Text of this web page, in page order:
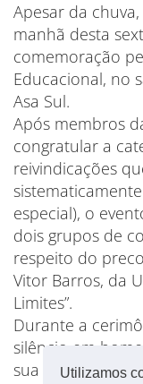
Utilizamos
Apesar da
manhã desta
comemoração
Educacional, no
Asa Sul.
Após membros
congratular a
reivindicações
especial), o
dois grupos de
respeito do
Vitor Barros, da
Limites”.
Durante a
silêncio em
sua inestimável